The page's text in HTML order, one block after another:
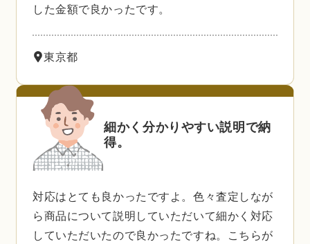
した金額で良かったです。
東京都
細かく分かりやすい説明で納
得。
対応はとても良かったですよ。色々査定しなが
ら商品について説明していただいて細かく対応
していただいたので良かったですね。こちらが